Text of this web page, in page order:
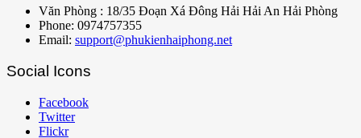
Văn Phòng : 18/35 Đoạn Xá Đông Hải Hải An Hải Phòng
Phone: 0974757355
Email: support@phukienhaiphong.net
Social Icons
Facebook
Twitter
Flickr